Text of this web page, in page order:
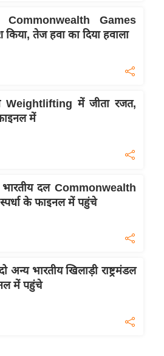
Games
तेज हवा का दिया हवाला
में जीता रजत,
में
दल Commonwealth
के फाइनल में पहुंचे
भारतीय खिलाड़ी राष्ट्रमंडल
में पहुंचे